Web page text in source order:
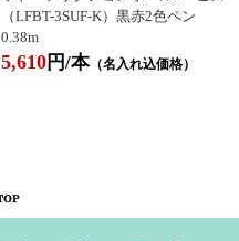
（LFBT-3SUF-K）黒赤2色ペン
0.38m
5,610円/本（名入れ込価格）